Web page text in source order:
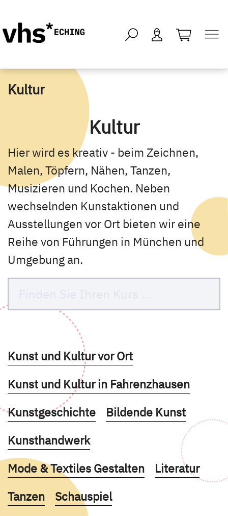
öffnen -
Kultur
Kultur
Hier wird es kreativ - beim Zeichnen,
Malen, Töpfern, Nähen, Tanzen,
Musizieren und Kochen. Neben
wechselnden Kunstaktionen und
Ausstellungen vor Ort bieten wir eine
Reihe von Führungen in München und
Umgebung an.
Kurse des folgenden Fachbereiches
Kunst und Kultur vor Ort
Kurse des folgenden Fachbereiches
Kunst und Kultur in Fahrenzhausen
Kurse des folgenden Fachbereiches
Kunstgeschichte Kurse des folgenden
Bildende Kunst
Kurse des folgenden Fachbereiches
Kunsthandwerk
Kurse des folgenden Fachbereiches
Mode & Textiles Gestalten Kurse des
Literatur
Kurse des folgenden Fachbereiches
Tanzen Kurse des folgenden
Schauspiel